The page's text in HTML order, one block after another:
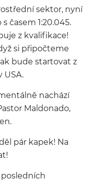
sektor, nyní
časem 1:20.045.
z kvalifikace!
si připočteme
bude startovat z
USA.
nachází
Maldonado,
pár kapek! Na
posledních